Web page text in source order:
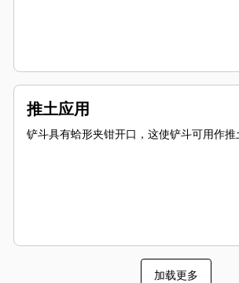
推土应用
铲斗具有蛤形夹钳开口，这使铲斗可用作推
加载更多